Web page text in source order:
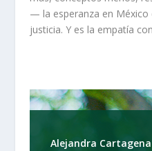
— la esperanza en México
justicia. Y es la empatía
Alejandra